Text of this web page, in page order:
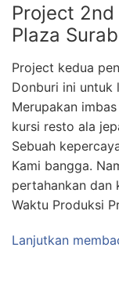
Project
Plaza
Project kedua
Donburi ini untuk
Merupakan
kursi resto ala
Sebuah
Kami bangga.
pertahankan dan
Waktu Produksi
Lanjutkan